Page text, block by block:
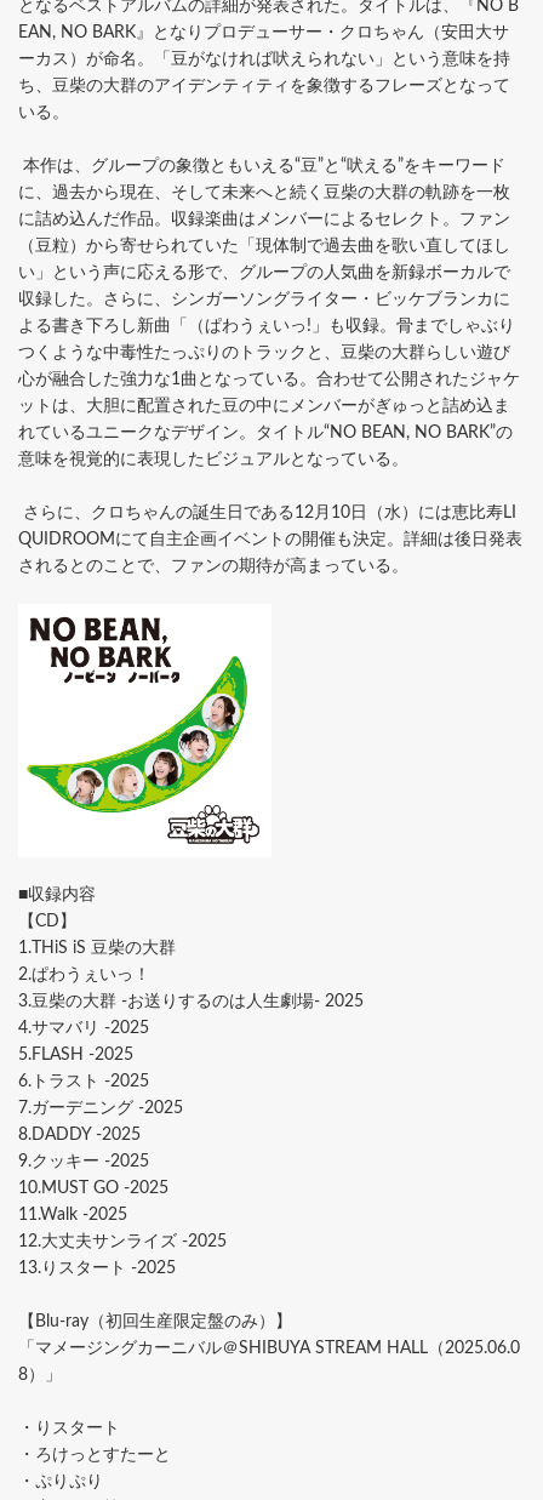
となるベストアルバムの詳細が発表された。タイトルは、『NO B
EAN, NO BARK』となりプロデューサー・クロちゃん（安田大サ
ーカス）が命名。「豆がなければ吠えられない」という意味を持
ち、豆柴の大群のアイデンティティを象徴するフレーズとなって
いる。
本作は、グループの象徴ともいえる“豆”と“吠える”をキーワード
に、過去から現在、そして未来へと続く豆柴の大群の軌跡を一枚
に詰め込んだ作品。収録楽曲はメンバーによるセレクト。ファン
（豆粒）から寄せられていた「現体制で過去曲を歌い直してほし
い」という声に応える形で、グループの人気曲を新録ボーカルで
収録した。さらに、シンガーソングライター・ビッケブランカに
よる書き下ろし新曲「（ぱわうぇいっ!」も収録。骨までしゃぶり
つくような中毒性たっぷりのトラックと、豆柴の大群らしい遊び
心が融合した強力な1曲となっている。合わせて公開されたジャケ
ットは、大胆に配置された豆の中にメンバーがぎゅっと詰め込ま
れているユニークなデザイン。タイトル“NO BEAN, NO BARK”の
意味を視覚的に表現したビジュアルとなっている。
さらに、クロちゃんの誕生日である12月10日（水）には恵比寿LI
QUIDROOMにて自主企画イベントの開催も決定。詳細は後日発表
されるとのことで、ファンの期待が高まっている。
■収録内容
【CD】
1.THiS iS 豆柴の大群
2.ぱわうぇいっ！
3.豆柴の大群 -お送りするのは人生劇場- 2025
4.サマバリ -2025
5.FLASH -2025
6.トラスト -2025
7.ガーデニング -2025
8.DADDY -2025
9.クッキー -2025
10.MUST GO -2025
11.Walk -2025
12.大丈夫サンライズ -2025
13.りスタート -2025
【Blu-ray（初回生産限定盤のみ）】
「マメージングカーニバル＠SHIBUYA STREAM HALL（2025.06.0
8）」
・りスタート
・ろけっとすたーと
・ぷりぷり